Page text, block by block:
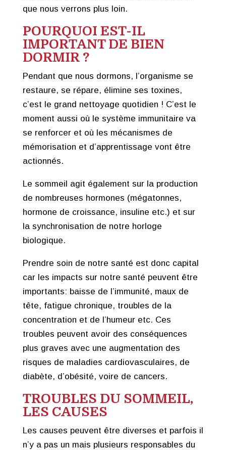
que nous verrons plus loin.
POURQUOI EST-IL
IMPORTANT DE BIEN
DORMIR ?
Pendant que nous dormons, l’organisme se
restaure, se répare, élimine ses toxines,
c’est le grand nettoyage quotidien ! C’est le
moment aussi où le système immunitaire va
se renforcer et où les mécanismes de
mémorisation et d’apprentissage vont être
actionnés.
Le sommeil agit également sur la production
de nombreuses hormones (mégatonnes,
hormone de croissance, insuline etc.) et sur
la synchronisation de notre horloge
biologique.
Prendre soin de notre santé est donc capital
car les impacts sur notre santé peuvent être
importants: baisse de l’immunité, maux de
tête, fatigue chronique, troubles de la
concentration et de l’humeur etc. Ces
troubles peuvent avoir des conséquences
plus graves avec une augmentation des
risques de maladies cardiovasculaires, de
diabète, d’obésité, voire de cancers.
TROUBLES DU SOMMEIL,
LES CAUSES
Les causes peuvent être diverses et parfois il
n’y a pas un mais plusieurs responsables du